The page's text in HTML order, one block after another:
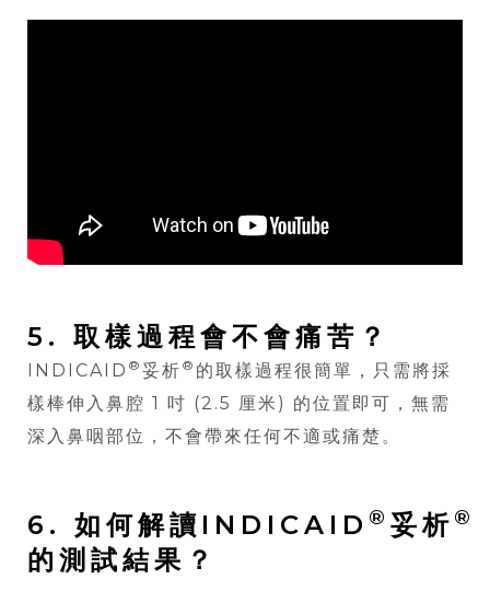
5. 取樣過程會不會痛苦？
INDICAID ® 妥析 ® 的取樣過程很簡單，只需將採
樣棒伸入鼻腔 1 吋 (2.5 厘米) 的位置即可，無需
深入鼻咽部位，不會帶來任何不適或痛楚。
6. 如何解讀INDICAID ® 妥析 ®
的測試結果？